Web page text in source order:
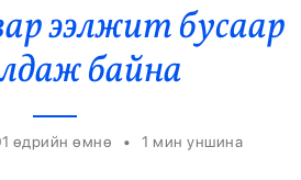
Булан
ээлжит бусаар
байна
өдрийн өмнө • 1 мин уншина